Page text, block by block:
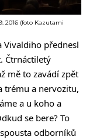
2016 (foto Kazutami
přednesl
Čtrnáctiletý
mě to zavádí zpět
trému a nervozitu,
a u koho a
se bere? To
odborníků